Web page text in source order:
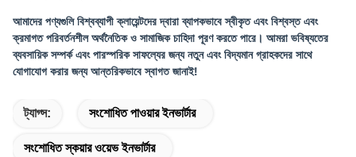
আমাদের পণ্যগুলি বিশ্বব্যাপী ক্লায়েন্টদের দ্বারা ব্যাপকভাবে স্বীকৃত এবং বিশ্বস্ত এবং
ক্রমাগত পরিবর্তনশীল অর্থনৈতিক ও সামাজিক চাহিদা পূরণ করতে পারে। আমরা ভবিষ্যতের
ব্যবসায়িক সম্পর্ক এবং পারস্পরিক সাফল্যের জন্য নতুন এবং বিদ্যমান গ্রাহকদের সাথে
যোগাযোগ করার জন্য আন্তরিকভাবে স্বাগত জানাই!
ট্যাগ্স: সংশোধিত পাওয়ার ইনভার্টার
সংশোধিত স্কয়ার ওয়েভ ইনভার্টার